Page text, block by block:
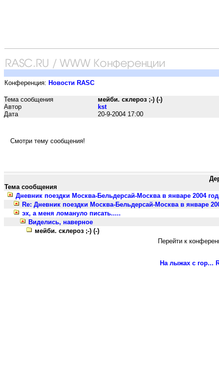
Конференция: Новости RASC
Тема сообщения
мейби. склероз ;-) (-)
Автор
kst
Дата
20-9-2004 17:00
Смотри тему сообщения!
Тема сообщения
Дневник поездки Москва-Бельдерсай-Москва в январе 2004
Re: Дневник поездки Москва-Бельдерсай-Москва в январе
эх, а меня ломануло писать.....
Виделись, наверное
мейби. склероз ;-) (-)
Перейти к
На лыжах с гор...